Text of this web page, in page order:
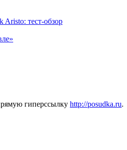
тест-обзор
гиперссылку http://posudka.ru.